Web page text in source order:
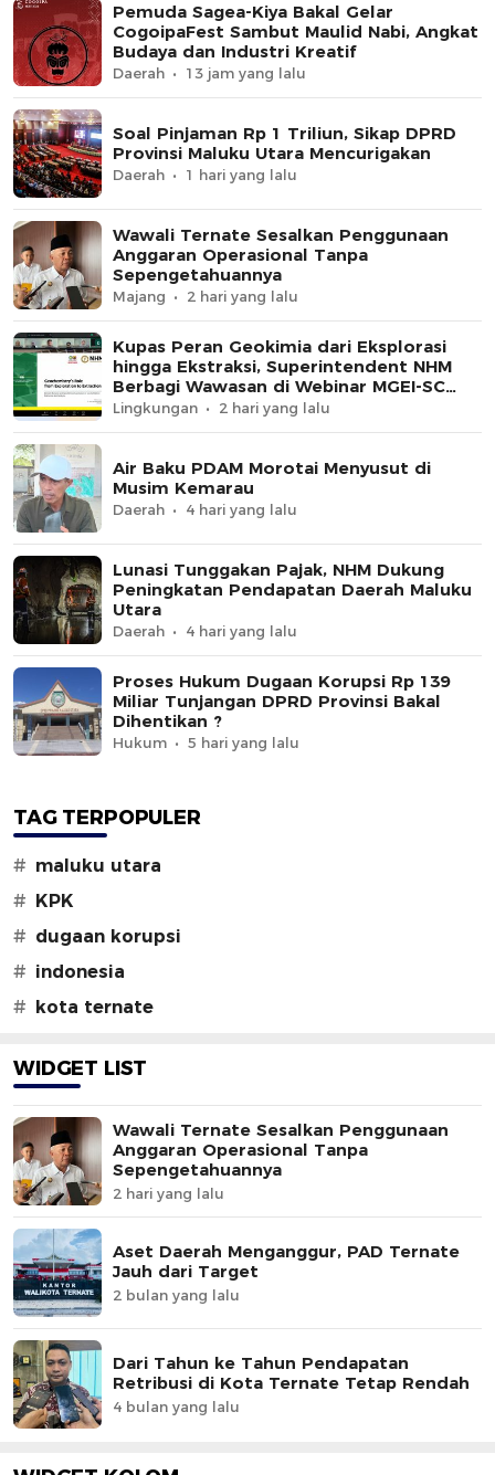
Pemuda Sagea-Kiya Bakal Gelar
CogoipaFest Sambut Maulid Nabi, Angkat
Budaya dan Industri Kreatif
Daerah 13 jam yang lalu
Soal Pinjaman Rp 1 Triliun, Sikap DPRD
Provinsi Maluku Utara Mencurigakan
Daerah 1 hari yang lalu
Wawali Ternate Sesalkan Penggunaan
Anggaran Operasional Tanpa
Sepengetahuannya
Majang 2 hari yang lalu
Kupas Peran Geokimia dari Eksplorasi
hingga Ekstraksi, Superintendent NHM
Berbagi Wawasan di Webinar MGEI-SC
UNG
Lingkungan 2 hari yang lalu
Air Baku PDAM Morotai Menyusut di
Musim Kemarau
Daerah 4 hari yang lalu
Lunasi Tunggakan Pajak, NHM Dukung
Peningkatan Pendapatan Daerah Maluku
Utara
Daerah 4 hari yang lalu
Proses Hukum Dugaan Korupsi Rp 139
Miliar Tunjangan DPRD Provinsi Bakal
Dihentikan ?
Hukum 5 hari yang lalu
TAG TERPOPULER
# maluku utara
# KPK
# dugaan korupsi
# indonesia
# kota ternate
WIDGET LIST
Wawali Ternate Sesalkan Penggunaan
Anggaran Operasional Tanpa
Sepengetahuannya
2 hari yang lalu
Aset Daerah Menganggur, PAD Ternate
Jauh dari Target
2 bulan yang lalu
Dari Tahun ke Tahun Pendapatan
Retribusi di Kota Ternate Tetap Rendah
4 bulan yang lalu